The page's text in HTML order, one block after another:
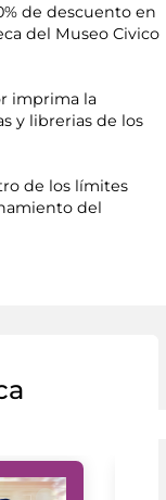
de descuento en
del Museo Civico
imprima la
y librerias de los
de los límites
del